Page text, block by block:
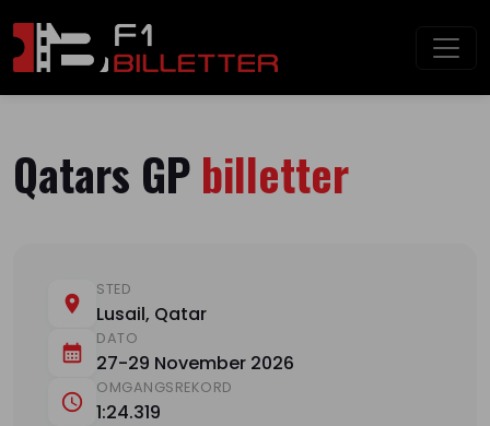
Qatars GP billetter
STED
Lusail, Qatar
DATO
27-29 November 2026
OMGANGSREKORD
1:24.319